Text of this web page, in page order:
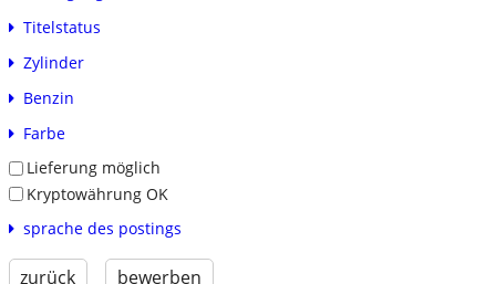
Titelstatus
Zylinder
Benzin
Farbe
Lieferung möglich
Kryptowährung OK
sprache des postings
zurück bewerben